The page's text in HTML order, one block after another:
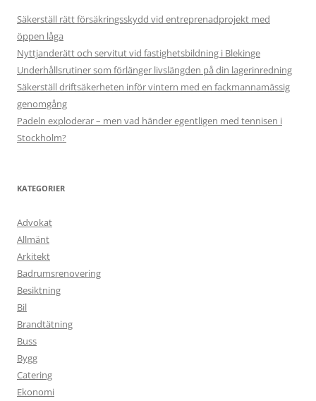
Säkerställ rätt försäkringsskydd vid entreprenadprojekt med
öppen låga
Nyttjanderätt och servitut vid fastighetsbildning i Blekinge
Underhållsrutiner som förlänger livslängden på din lagerinredning
Säkerställ driftsäkerheten inför vintern med en fackmannamässig
genomgång
Padeln exploderar – men vad händer egentligen med tennisen i
Stockholm?
KATEGORIER
Advokat
Allmänt
Arkitekt
Badrumsrenovering
Besiktning
Bil
Brandtätning
Buss
Bygg
Catering
Ekonomi